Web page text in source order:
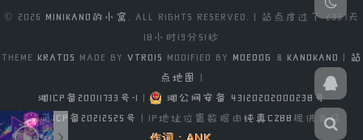
© 2026 MINIKANO的小窝 . ALL RIGHTS RESERVED. | 站点度过了2337天
18小时19分51秒
THEME KRATOS MADE BY VTROIS MODIFIED BY MOEDOG & KANOKANO | 站
点地图 |
湘ICP备20011733号-1 |
湘公网安备 43120202000238号
萌ICP备20212525号 | IP地址位置数据由 纯真CZ88 提供支持